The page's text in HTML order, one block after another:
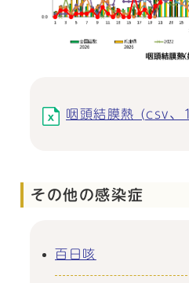
咽頭結膜熱 (csv
その他の感染症
百日咳